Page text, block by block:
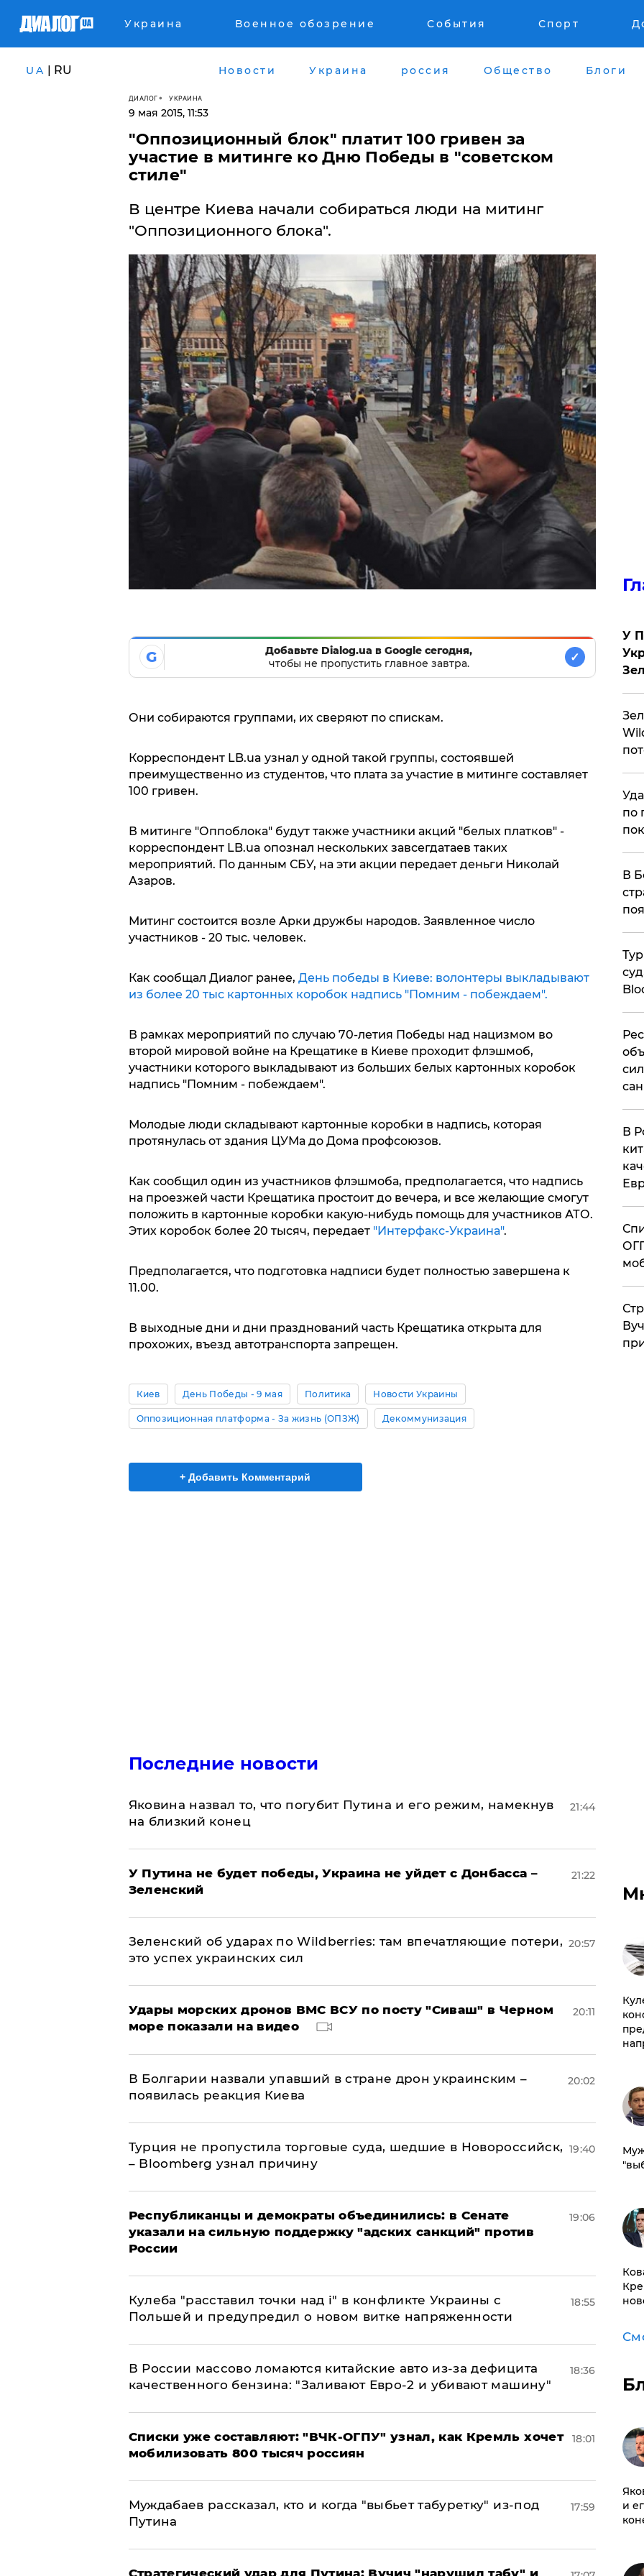
Украина Военное обозрение События Спорт
UA | RU Новости Украина россия Общество Блоги
ДИАЛОГ УКРАИНА
9 мая 2015, 11:53
"Оппозиционный блок" платит 100 гривен за
участие в митинге ко Дню Победы в "советском
стиле"
В центре Киева начали собираться люди на митинг
"Оппозиционного блока".
G
Добавьте Dialog.ua в Google сегодня,
чтобы не пропустить главное завтра.
✓
Они собираются группами, их сверяют по спискам.
Корреспондент LB.ua узнал у одной такой группы, состоявшей
преимущественно из студентов, что плата за участие в митинге составляет
100 гривен.
В митинге "Оппоблока" будут также участники акций "белых платков" -
корреспондент LB.ua опознал нескольких завсегдатаев таких
мероприятий. По данным СБУ, на эти акции передает деньги Николай
Азаров.
Митинг состоится возле Арки дружбы народов. Заявленное число
участников - 20 тыс. человек.
Как сообщал Диалог ранее, День победы в Киеве: волонтеры выкладывают
из более 20 тыс картонных коробок надпись "Помним - побеждаем".
В рамках мероприятий по случаю 70-летия Победы над нацизмом во
второй мировой войне на Крещатике в Киеве проходит флэшмоб,
участники которого выкладывают из больших белых картонных коробок
надпись "Помним - побеждаем".
Молодые люди складывают картонные коробки в надпись, которая
протянулась от здания ЦУМа до Дома профсоюзов.
Как сообщил один из участников флэшмоба, предполагается, что надпись
на проезжей части Крещатика простоит до вечера, и все желающие смогут
положить в картонные коробки какую-нибудь помощь для участников АТО.
Этих коробок более 20 тысяч, передает "Интерфакс-Украина".
Предполагается, что подготовка надписи будет полностью завершена к
11.00.
В выходные дни и дни празднований часть Крещатика открыта для
прохожих, въезд автотранспорта запрещен.
Киев День Победы - 9 мая Политика Новости Украины
Оппозиционная платформа - За жизнь (ОПЗЖ) Декоммунизация
+ Добавить Комментарий
Последние новости
Яковина назвал то, что погубит Путина и его режим, намекнув
на близкий конец
21:44
У Путина не будет победы, Украина не уйдет с Донбасса –
Зеленский
21:22
Зеленский об ударах по Wildberries: там впечатляющие потери,
это успех украинских сил
20:57
Удары морских дронов ВМС ВСУ по посту "Сиваш" в Черном
море показали на видео
20:11
В Болгарии назвали упавший в стране дрон украинским –
появилась реакция Киева
20:02
Турция не пропустила торговые суда, шедшие в Новороссийск,
– Bloomberg узнал причину
19:40
Республиканцы и демократы объединились: в Сенате
указали на сильную поддержку "адских санкций" против
России
19:06
Кулеба "расставил точки над і" в конфликте Украины с
Польшей и предупредил о новом витке напряженности
18:55
В России массово ломаются китайские авто из-за дефицита
качественного бензина: "Заливают Евро-2 и убивают машину"
18:36
Списки уже составляют: "ВЧК-ОГПУ" узнал, как Кремль хочет
мобилизовать 800 тысяч россиян
18:01
Муждабаев рассказал, кто и когда "выбьет табуретку" из-под
Путина
17:59
У
по
В
В
и